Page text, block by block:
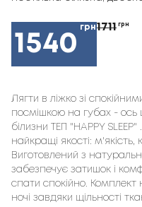
1540
грн1711 грн
Лягти в ліжко зі
посмішкою на губах - ось
білизни ТЕП "HAPPY
найкращі якості: м'якість,
Виготовлений з
забезпечує затишок і
спати спокійно.
ночі завдяки щільності